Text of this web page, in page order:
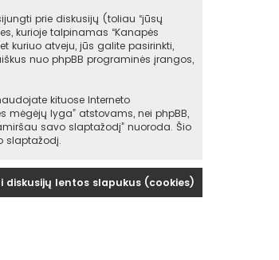
prie diskusijų (toliau “jūsų
kurioje talpinamas “Kanapės
kuriuo atveju, jūs galite pasirinkti,
nuo phpBB programinės įrangos,
kituose Interneto
mėgėjų lyga” atstovams, nei phpBB,
savo slaptažodį” nuoroda. Šio
slaptažodį.
diskusijų lentos slapukus (cookies)